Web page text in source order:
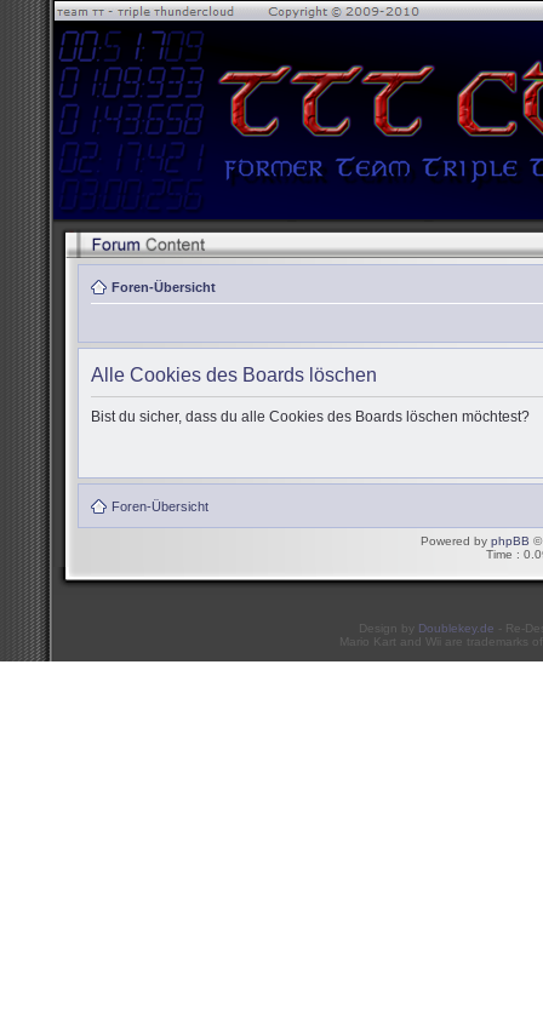
Foren-Übersicht
Alle Cookies des Boards löschen
Bist du sicher, dass du alle Cookies des Boards löschen möchtest?
Foren-Übersicht
Powered by phpBB ©
Time :
Design by Doublekey.de - Re-
Mario Kart and Wii are trademarks